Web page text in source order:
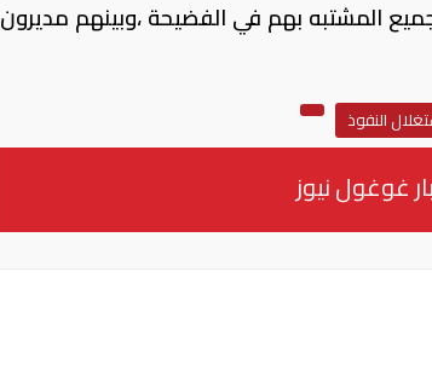
المشتبه بهم في الفضيحة ،وبينهم مديرون
النفوذ
غوغول نيوز